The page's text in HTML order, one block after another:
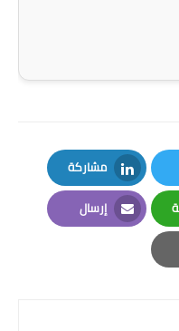
المرحلة الاعدادية
دروس
الابتدائية
مشاركة
LinkedIn
إرسال
Email